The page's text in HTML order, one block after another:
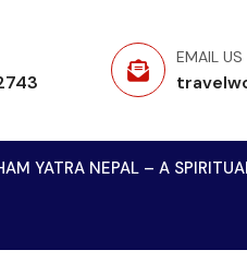
EMAIL US
YATRA NEPAL – A